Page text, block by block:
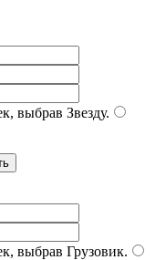
выбрав Звезду.
выбрав Грузовик.